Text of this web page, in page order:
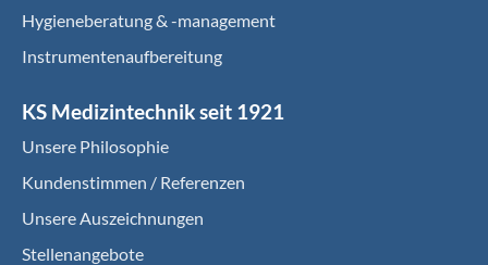
Hygieneberatung & -management
Instrumentenaufbereitung
KS Medizintechnik seit 1921
Unsere Philosophie
Kundenstimmen / Referenzen
Unsere Auszeichnungen
Stellenangebote